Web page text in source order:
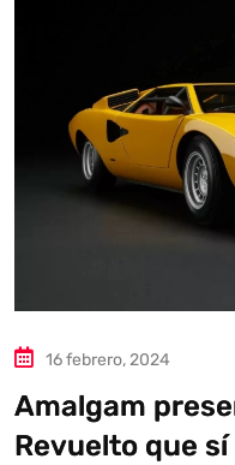
16 febrero, 2024
Amalgam
Revuelto que